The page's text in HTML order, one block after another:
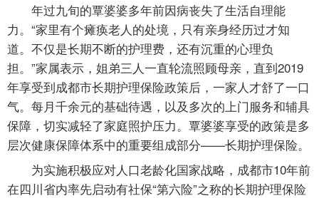
年过九旬的覃婆婆多年前因病丧失了生活自理能
力。“家里有个瘫痪老人的处境，只有亲身经历过才知
道。不仅是长期不断的护理费，还有沉重的心理负
担。”家属表示，姐弟三人一直轮流照顾母亲，直到2019
年享受到成都市长期护理保险政策后，一家人才舒了一口
气。每月千余元的基础待遇，以及多次的上门服务和辅具
保障，切实减轻了家庭照护压力。覃婆婆享受的政策是多
层次健康保障体系中的重要组成部分——长期护理保险。
为实施积极应对人口老龄化国家战略，成都市10年前
在四川省内率先启动有社保“第六险”之称的长期护理保险